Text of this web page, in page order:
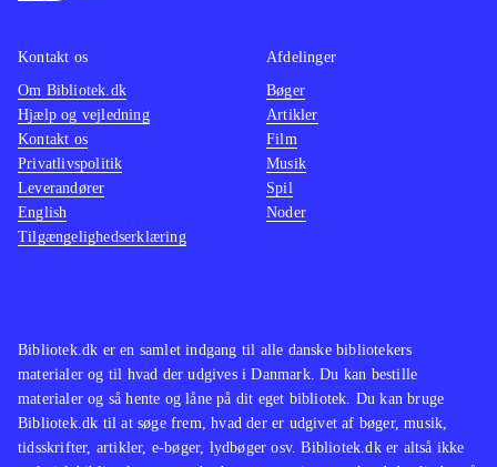
Bibliotek.dk er en samlet indgang til alle danske bibliotekers
materialer og til hvad der udgives i Danmark. Du kan bestille
materialer og så hente og låne på dit eget bibliotek. Du kan bruge
Bibliotek.dk til at søge frem, hvad der er udgivet af bøger, musik,
tidsskrifter, artikler, e-bøger, lydbøger osv. Bibliotek.dk er altså ikke
Kontakt os
Om Bibliotek.dk
Hjælp og vejledning
Kontakt os
Privatlivspolitik
Leverandører
English
Tilgængelighedserklæring
Afdelinger
Bøger
Artikler
Film
Musik
Spil
Noder